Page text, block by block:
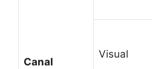
Canal
Visual